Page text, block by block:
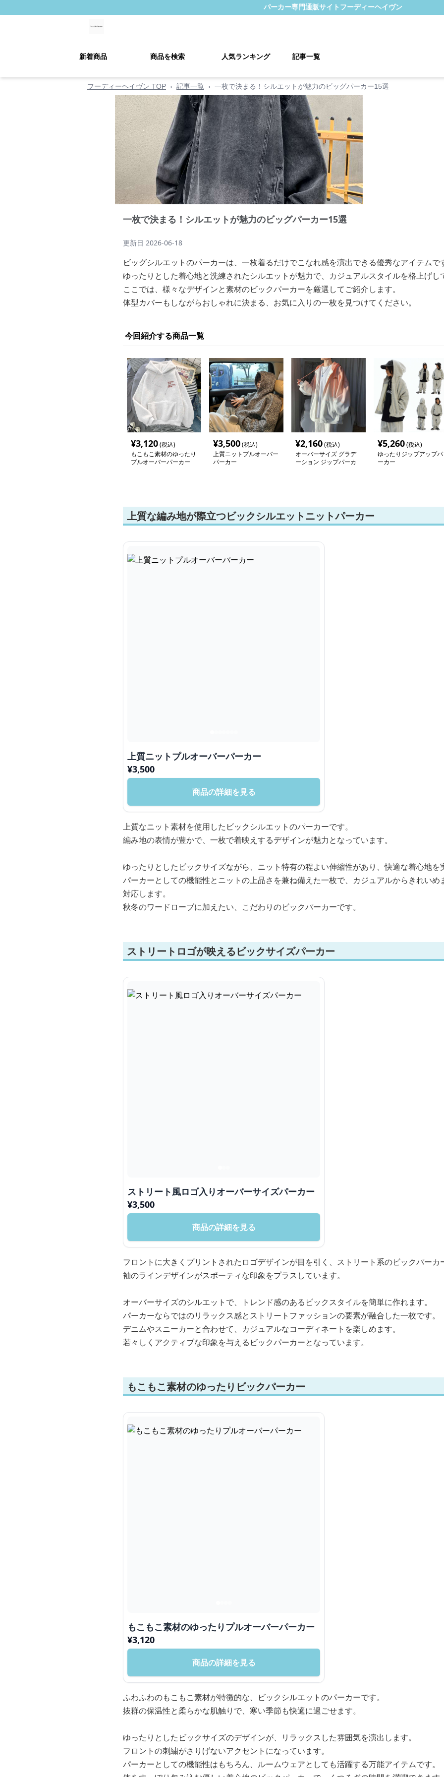
パーカー専門通販サイト フーディーヘイヴン
新着商品 商品を検索 人気ランキング 記事一覧
フーディーヘイヴン TOP › 記事一覧 › 一枚で決まる！シルエットが魅力のビッグパーカー15選
一枚で決まる！シルエットが魅力のビッグパーカー15選
更新日 2026-06-18
ビッグシルエットのパーカーは、一枚着るだけでこなれ感を演出できる優秀なアイテムで
ゆったりとした着心地と洗練されたシルエットが魅力で、カジュアルスタイルを格上げし
ここでは、様々なデザインと素材のビックパーカーを厳選してご紹介します。
体型カバーもしながらおしゃれに決まる、お気に入りの一枚を見つけてください。
今回紹介する商品一覧
¥3,120(税込)
もこもこ素材のゆったり
プルオーバーパーカー
¥3,500(税込)
上質ニットプルオーバー
パーカー
¥2,160(税込)
オーバーサイズ グラデ
ーション ジップパーカ
¥5,260(税込)
ゆったりジップアップパ
ーカー
上質な編み地が際立つビックシルエットニットパーカー
上質ニットプルオーバーパーカー
¥3,500
商品の詳細を見る
上質なニット素材を使用したビックシルエットのパーカーです。
編み地の表情が豊かで、一枚で着映えするデザインが魅力となっています。
ゆったりとしたビックサイズながら、ニット特有の程よい伸縮性があり、快適な着心地を
パーカーとしての機能性とニットの上品さを兼ね備えた一枚で、カジュアルからきれい
対応します。
秋冬のワードローブに加えたい、こだわりのビックパーカーです。
ストリートロゴが映えるビックサイズパーカー
ストリート風ロゴ入りオーバーサイズパーカー
¥3,500
商品の詳細を見る
フロントに大きくプリントされたロゴデザインが目を引く、ストリート系のビックパーカ
袖のラインデザインがスポーティな印象をプラスしています。
オーバーサイズのシルエットで、トレンド感のあるビックスタイルを簡単に作れます。
パーカーならではのリラックス感とストリートファッションの要素が融合した一枚です。
デニムやスニーカーと合わせて、カジュアルなコーディネートを楽しめます。
若々しくアクティブな印象を与えるビックパーカーとなっています。
もこもこ素材のゆったりビックパーカー
もこもこ素材のゆったりプルオーバーパーカー
¥3,120
商品の詳細を見る
ふわふわのもこもこ素材が特徴的な、ビックシルエットのパーカーです。
抜群の保温性と柔らかな肌触りで、寒い季節も快適に過ごせます。
ゆったりとしたビックサイズのデザインが、リラックスした雰囲気を演出します。
フロントの刺繍がさりげないアクセントになっています。
パーカーとしての機能性はもちろん、ルームウェアとしても活躍する万能アイテムです。